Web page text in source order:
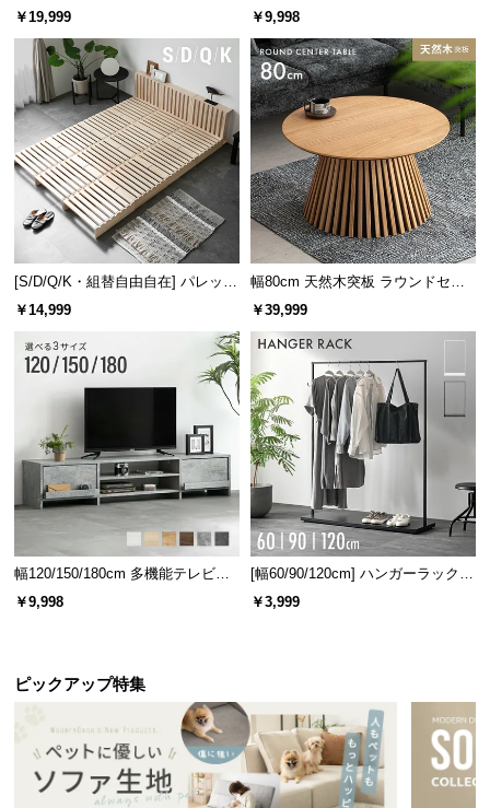
レーム ダイニング 大理石調 4人掛
￥19,999
ズシェルチェア
￥9,998
[S/D/Q/K・組替自由自在] パレット
ベッド 8/12/16枚セット
￥14,999
幅80cm 天然木突板 ラウンドセン
ターテーブル 美しい格子デザイン
￥39,999
幅120/150/180cm 多機能テレビボ
ード 木目/石目調 オープン収納・
￥9,998
[幅60/90/120cm] ハンガーラック
スチール 4段階高さ調節 サイドフ
￥3,999
ピックアップ特集